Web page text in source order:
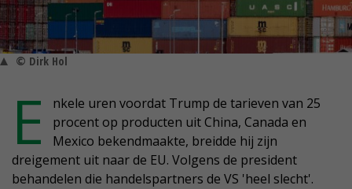
© Dirk Hol
E
nkele uren voordat Trump de tarieven van 25
procent op producten uit China, Canada en
Mexico bekendmaakte, breidde hij zijn
dreigement uit naar de EU. Volgens de president
behandelen die handelspartners de VS 'heel slecht'.